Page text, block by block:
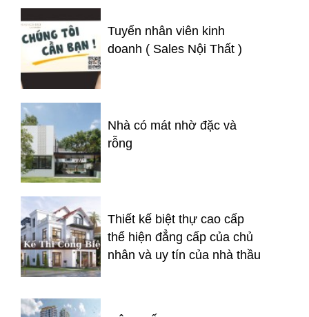
Tuyển nhân viên kinh
doanh ( Sales Nội Thất )
Nhà có mát nhờ đặc và
rỗng
Thiết kế biệt thự cao cấp
thể hiện đẳng cấp của chủ
nhân và uy tín của nhà thầu